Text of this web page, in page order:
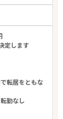
定します
転居をともな
勤なし